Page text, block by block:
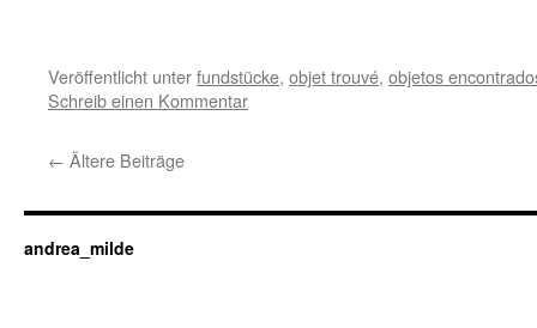
Veröffentlicht unterfundstücke, objet trouvé, objetos
Schreib einen Kommentar
← Ältere Beiträge
andrea_milde